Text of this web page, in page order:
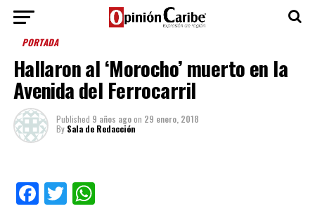
PORTADA
Hallaron al ‘Morocho’ muerto en la
Avenida del Ferrocarril
Published 9 años agoon 29 enero, 2018
By Sala de Redacción
Facebook
TwitterWhatsApp